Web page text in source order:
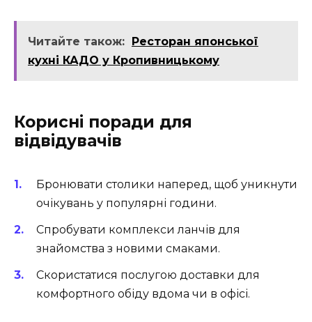
Читайте також: Ресторан японської
кухні КАДО у Кропивницькому
Корисні поради для
відвідувачів
Бронювати столики наперед, щоб уникнути
очікувань у популярні години.
Спробувати комплекси ланчів для
знайомства з новими смаками.
Скористатися послугою доставки для
комфортного обіду вдома чи в офісі.